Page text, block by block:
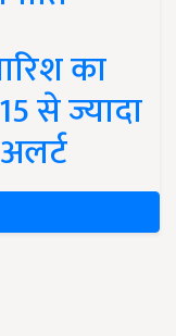
का
से ज्यादा